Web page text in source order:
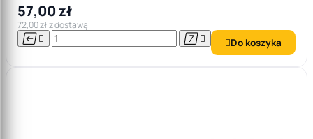
57,00 zł
72,00 zł z dostawą
    Do koszyka